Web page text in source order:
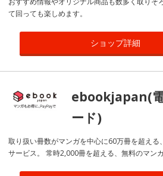
て回っても楽しめます。
ショップ詳細
ebookjapan(
ード)
取り扱い冊数がマンガを中心に60万冊を超え
サービス。 常時2,000冊を超える、無料のマン